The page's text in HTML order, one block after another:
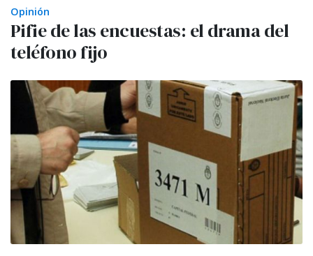
Opinión
Pifie de las encuestas: el drama del
teléfono fijo